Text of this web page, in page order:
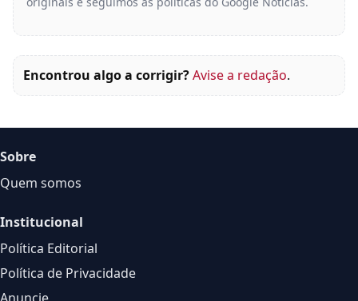
Encontrou algo a corrigir?Avise a redação.
Sobre
Quem somos
Institucional
Política Editorial
Política de Privacidade